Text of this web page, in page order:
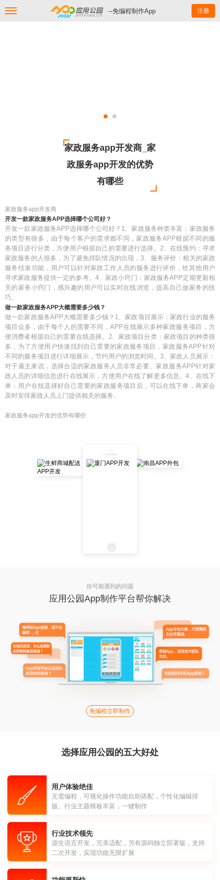
--免编程制作App 注册
家政服务app开发商_家
政服务app开发的优势
有哪些
家政服务app开发商
开发一款家政服务APP选择哪个公司好？
开发一款家政服务APP选择哪个公司好？1、家政服务种类丰富：家政服务
的类型有很多，由于每个客户的需求都不同，家政服务APP根据不同的服
务项目进行分类，方便用户根据自己的需要进行选择。2、在线预约：寻求
家政服务的人很多，为了避免排队情况的出现，3、服务评价：相关的家政
服务结束功能，用户可以针对家政工作人员的服务进行评价，给其他用户
寻求家政服务提供一定的参考。4、家政小窍门：家政服务APP定期更新相
关的家务小窍门，感兴趣的用户可以实时在线浏览，提高自己做家务的技
巧。
做一款家政服务APP大概需要多少钱？
做一款家政服务APP大概需要多少钱？1、家政项目展示：家政行业的服务
项目众多，由于每个人的需要不同，APP在线展示多种家政服务项目，方
便消费者根据自己的需要在线选择。2、家政项目分类：家政项目的种类很
多，为了方便用户快速找到自己需要的家政服务项目，家政服务APP针对
不同的服务项目进行详细展示，节约用户的浏览时间。3、家政人员展示：
对于雇主来说，选择合适的家政服务人员非常必要。家政服务APP针对家
政人员的详细信息进行在线展示，方便用户在线了解更多信息。4、在线下
单：用户在线选择好自己需要的家政服务项目后，可以在线下单，商家会
及时安排家政人员上门提供相关的服务。
家政服务app开发的优势有哪些
你可能遇到的问题
应用公园App制作平台帮你解决
免编程立即制作
选择应用公园的五大好处
用户体验绝佳
无需编程，可视化操作功能自助搭配，个性化编辑排
版。行业主题模板丰富，一键制作
行业技术领先
源生语言开发，完美适配，另有源码独立部署版，支持
二次开发，实现功能无限扩展